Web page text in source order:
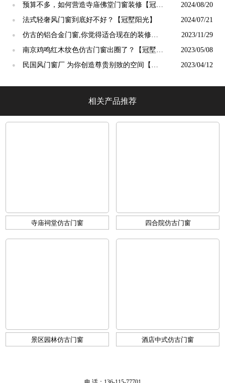
吗？【冠墅阳光】
●
预算不多，如何营造寺庙佛堂门窗装修【冠墅
阳光】
2024/08/20
● 法式轻奢风门窗到底好不好？【冠墅阳光】 2024/07/21
●
仿古的铝合金门窗,你觉得适合现在的装修吗?
【冠墅阳光】
2023/11/29
●
南京鸡鸣红木纹色仿古门窗出圈了？【冠墅阳
光】
2023/05/08
●
民国风门窗厂 为你创造尊贵别致的空间【冠
2023/04/12
相关产品推荐
寺庙祠堂仿古门窗 四合院仿古门窗
景区园林仿古门窗 酒店中式仿古门窗